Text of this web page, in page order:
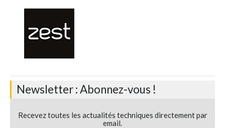
Newsletter : Abonnez-vous !
Recevez toutes les actualités techniques directement par
email.